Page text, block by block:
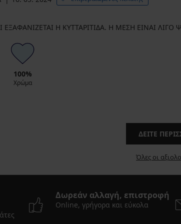
Η ΚΥΤΤΑΡΙΤΙΔΑ. Η ΜΕΣΗ ΕΙΝΑΙ
100%
Χρώμα
ΔΕΊΤΕ
Όλες οι
Δωρεάν αλλαγή, επιστροφή
Online, γρήγορα και εύκολα